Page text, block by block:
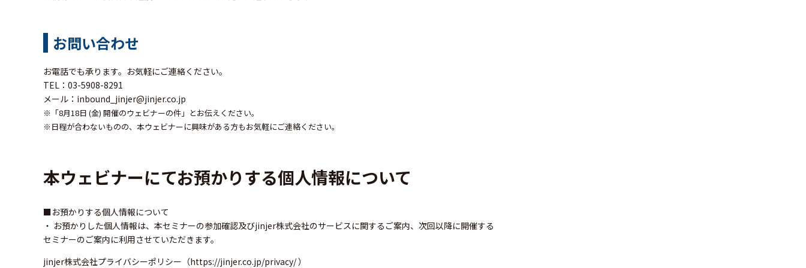
お問い合わせ
お電話でも承ります。お気軽にご連絡ください。
TEL：03-5908-8291
メール： inbound_jinjer@jinjer.co.jp
※「8月18日 (金) 開催のウェビナーの件」 とお伝えください。
※日程が合わないものの、本ウェビナーに興味がある方もお気軽にご連絡ください。
本ウェビナーにてお預かりする個人情報について
■お預かりする個人情報について
・ お預かりした個人情報は、本セミナーの参加確認及びjinjer株式会社のサービスに関するご案内、次回以降に開催する
セミナーのご案内に利用させていただきます。
jinjer株式会社プライバシーポリシー（https://jinjer.co.jp/privacy/）